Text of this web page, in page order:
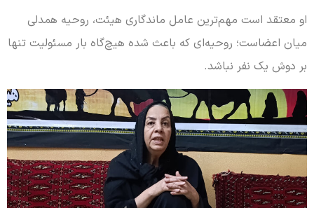
او معتقد است مهم‌ترین عامل ماندگاری هیئت، روحیه همدلی
میان اعضاست؛ روحیه‌ای که باعث شده هیچ‌گاه بار مسئولیت تنها
بر دوش یک نفر نباشد.